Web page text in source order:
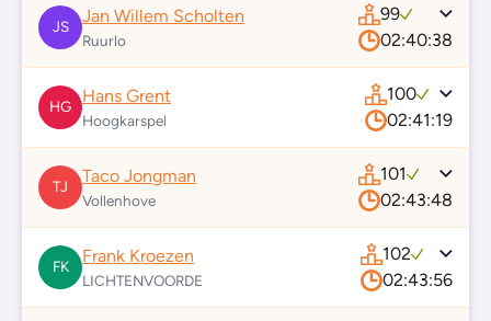
JS
Jan Willem Scholten
Ruurlo
99
02:40:38
HG
Hans Grent
Hoogkarspel
100
02:41:19
TJ
Taco Jongman
Vollenhove
101
02:43:48
FK
Frank Kroezen
LICHTENVOORDE
102
02:43:56